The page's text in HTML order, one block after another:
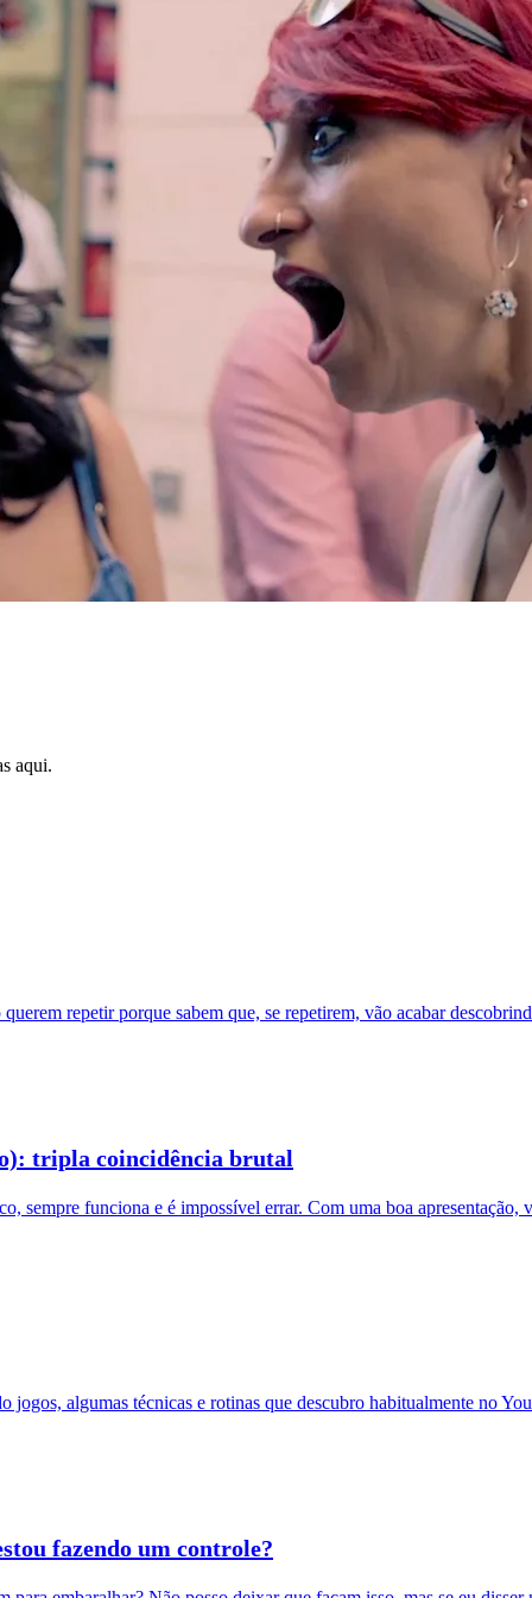
aqui.
repetir porque sabem que, se repetirem, vão acabar
tripla coincidência brutal
sempre funciona e é impossível errar. Com uma boa
jogos, algumas técnicas e rotinas que descubro habitualmente no
fazendo um controle?